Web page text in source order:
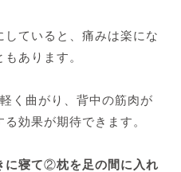
ていると、痛みは楽にな
あります。
く曲がり、背中の筋肉が
効果が期待できます。
に寝て②枕を足の間に入れ